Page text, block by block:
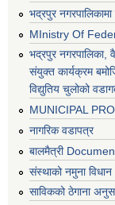
भद्रपुर नगरपालिकामा
MInistry Of
भद्रपुर नगरपालिका,
संयुक्त कार्यक्रम
विद्युतिय चुलोको
MUNICIPAL
नागरिक वडापत्र
बालमैत्री
संस्थाको नमुना विधान
साविकको ठेगाना